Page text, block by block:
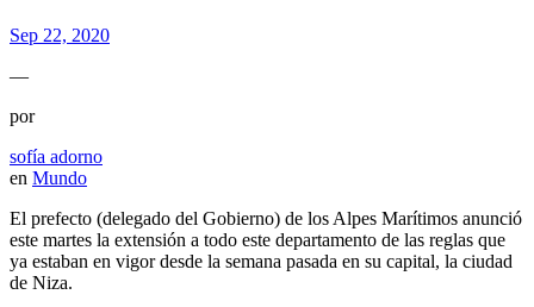
Sep 22, 2020
—
por
sofía adorno
en Mundo
El prefecto (delegado del Gobierno) de los Alpes Marítimos anunció
este martes la extensión a todo este departamento de las reglas que
ya estaban en vigor desde la semana pasada en su capital, la ciudad
de Niza.